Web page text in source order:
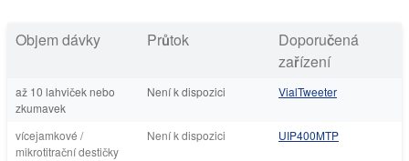
Objem dávky Průtok
Doporučená
zařízení
až 10 lahviček nebo
zkumavek
Není k dispozici VialTweeter
vícejamkové /
mikrotitrační destičky
Není k dispozici UIP400MTP